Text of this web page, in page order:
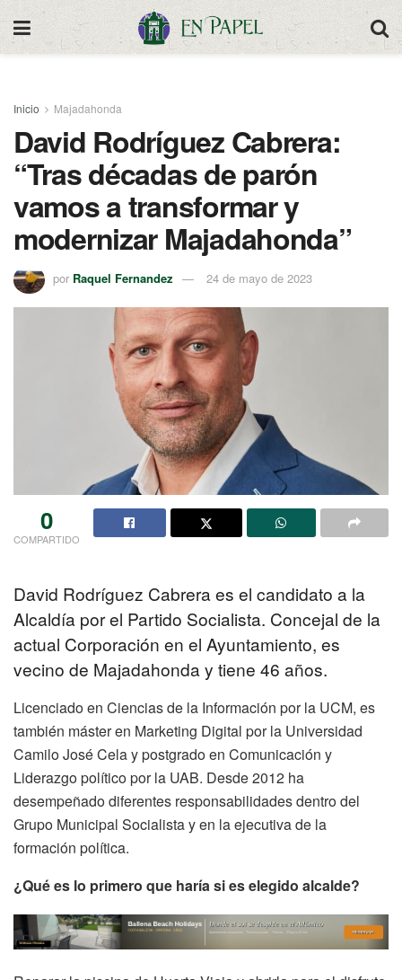
Inicio Majadahonda
David Rodríguez Cabrera:
“Tras décadas de parón
vamos a transformar y
modernizar Majadahonda”
por Raquel Fernandez 24 de mayo de 2023
0
COMPARTIDO
David Rodríguez Cabrera es el candidato a la
Alcaldía por el Partido Socialista. Concejal de la
actual Corporación en el Ayuntamiento, es
vecino de Majadahonda y tiene 46 años.
Licenciado en Ciencias de la Información por la UCM, es
también máster en Marketing Digital por la Universidad
Camilo José Cela y postgrado en Comunicación y
Liderazgo político por la UAB. Desde 2012 ha
desempeñado diferentes responsabilidades dentro del
Grupo Municipal Socialista y en la ejecutiva de la
formación política.
¿Qué es lo primero que haría si es elegido alcalde?